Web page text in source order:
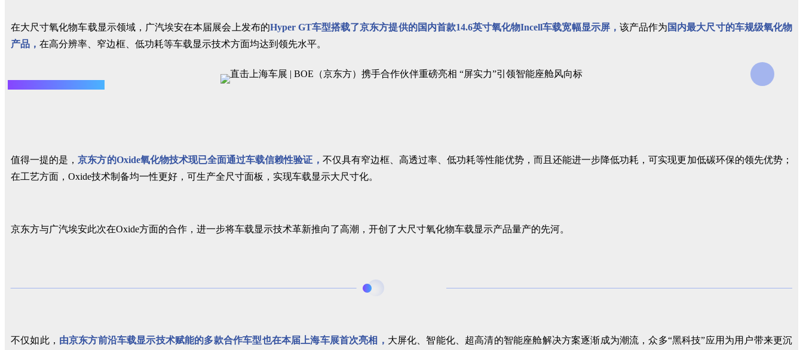
在大尺寸氧化物车载显示领域，广汽埃安在本届展会上发布的Hyper GT车型搭载了京东方提供的国内首款14.6英寸氧化物Incell车载宽幅显示屏， 该产品作为 国内最大尺寸的车规级氧化物
产品， 在高分辨率、窄边框、低功耗等车载显示技术方面均达到领先水平。
值得一提的是，京东方的Oxide氧化物技术现已全面通过车载信赖性验证， 不仅具有窄边框、高透过率、低功耗等性能优势，而且还能进一步降低功耗，可实现更加低碳环保的领先优势；
在工艺方面，Oxide技术制备均一性更好，可生产全尺寸面板，实现车载显示大尺寸化。
京东方与广汽埃安此次在Oxide方面的合作，进一步将车载显示技术革新推向了高潮，开创了大尺寸氧化物车载显示产品量产的先河。
不仅如此， 由京东方前沿车载显示技术赋能的多款合作车型也在本届上海车展首次亮相， 大屏化、智能化、超高清的智能座舱解决方案逐渐成为潮流，众多“黑科技”应用为用户带来更沉